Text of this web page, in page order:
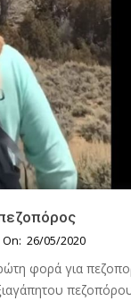
On: 26/05/2020
φορά για